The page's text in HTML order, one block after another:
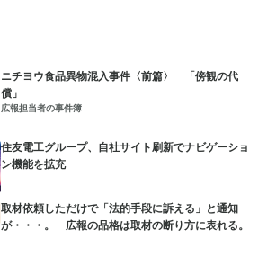
ニチヨウ食品異物混入事件〈前篇〉 「傍観の代
償」
広報担当者の事件簿
住友電工グループ、自社サイト刷新でナビゲーショ
ン機能を拡充
取材依頼しただけで「法的手段に訴える」と通知
が・・・。 広報の品格は取材の断り方に表れる。